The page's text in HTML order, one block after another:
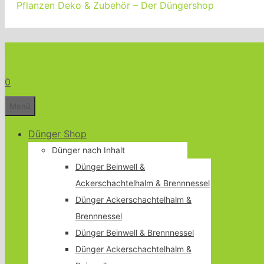
Pflanzen Deko & Zubehör – Der Düngershop
0
Dünger Shop
Dünger nach Inhalt
Dünger Beinwell &
Ackerschachtelhalm & Brennnessel
Dünger Ackerschachtelhalm &
Brennnessel
Dünger Beinwell & Brennnessel
Dünger Ackerschachtelhalm &